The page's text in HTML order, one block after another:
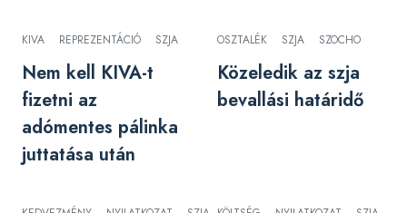
KIVA REPREZENTÁCIÓ SZJA
Nem kell KIVA-t
fizetni az
adómentes pálinka
juttatása után
OSZTALÉK SZJA SZOCHO
Közeledik az szja
bevallási határidő